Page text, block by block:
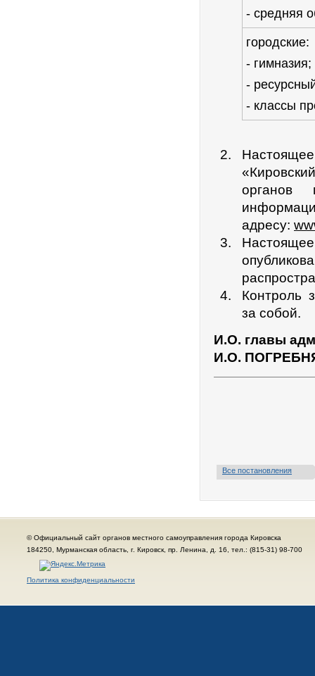
- средняя
городские:
- гимназия;
-
- классы
Настоящее
органов
адресу:
Контроль
за собой.
И.О. главы
И.О.
Все постановления
© Официальный сайт органов местного самоуправления города Кировска
184250, Мурманская область, г. Кировск, пр. Ленина, д. 16, тел.: (815-31) 98-700
Политика конфиденциальности